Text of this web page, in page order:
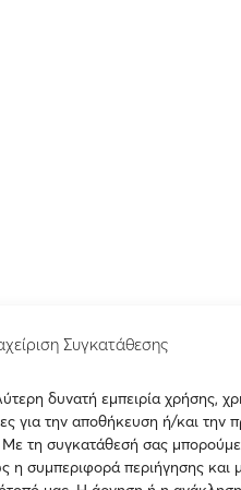
Συγκατάθεσης
δυνατή εμπειρία χρήσης,
για την αποθήκευση ή/και την
τη συγκατάθεσή σας
η συμπεριφορά περιήγησης και